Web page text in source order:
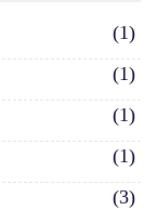
(1)
(1)
(1)
(1)
(3)